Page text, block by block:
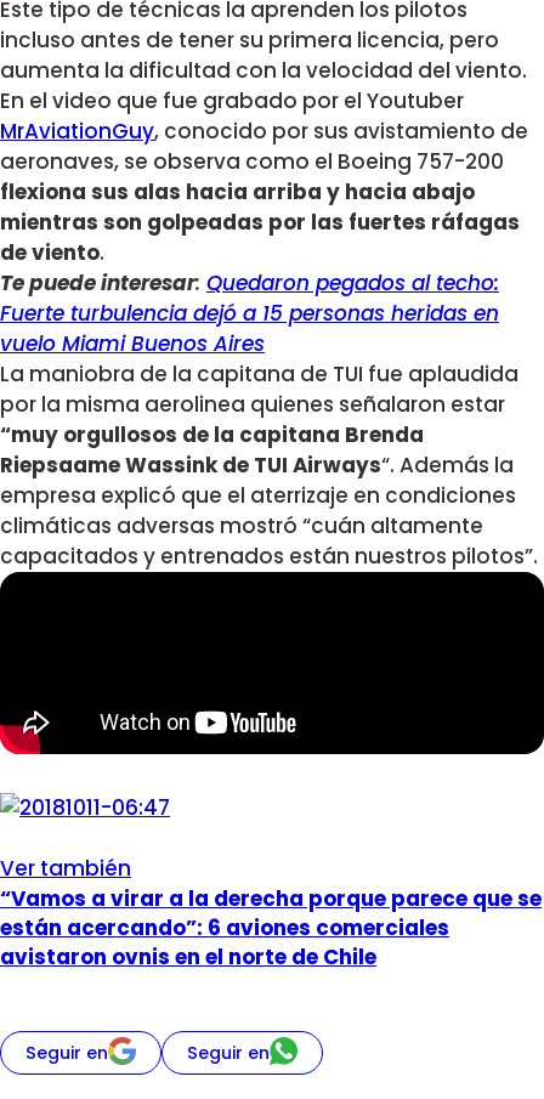
Este tipo de técnicas la aprenden los pilotos
incluso antes de tener su primera licencia, pero
aumenta la dificultad con la velocidad del viento.
En el video que fue grabado por el Youtuber
MrAviationGuy, conocido por sus avistamiento de
aeronaves, se observa como el Boeing 757-200
flexiona sus alas hacia arriba y hacia abajo
mientras son golpeadas por las fuertes ráfagas
de viento.
Te puede interesar: Quedaron pegados al techo:
Fuerte turbulencia dejó a 15 personas heridas en
vuelo Miami Buenos Aires
La maniobra de la capitana de TUI fue aplaudida
por la misma aerolinea quienes señalaron estar
“muy orgullosos de la capitana Brenda
Riepsaame Wassink de TUI Airways“. Además la
empresa explicó que el aterrizaje en condiciones
climáticas adversas mostró “cuán altamente
capacitados y entrenados están nuestros pilotos”.
Ver también
“Vamos a virar a la derecha porque parece que se
están acercando”: 6 aviones comerciales
avistaron ovnis en el norte de Chile
Seguir en Seguir en